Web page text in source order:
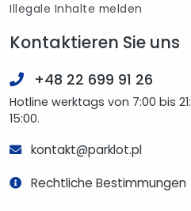
Illegale Inhalte melden
Kontaktieren Sie uns
+48 22 699 91 26
Hotline werktags von 7:00 bis
15:00.
kontakt@parklot.pl
Rechtliche Bestimmungen